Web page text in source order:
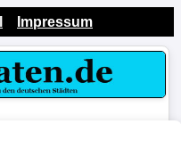
Impressum